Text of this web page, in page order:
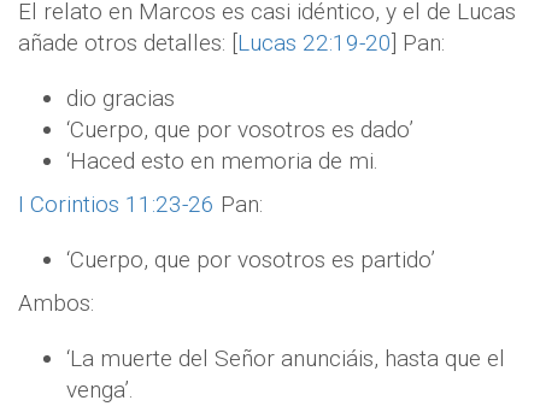
El relato en Marcos es casi idéntico, y el de Lucas
añade otros detalles: [Lucas 22:19-20] Pan:
dio gracias
‘Cuerpo, que por vosotros es dado’
‘Haced esto en memoria de mi.
I Corintios 11:23-26 Pan:
‘Cuerpo, que por vosotros es partido’
Ambos:
‘La muerte del Señor anunciáis, hasta que el
venga’.